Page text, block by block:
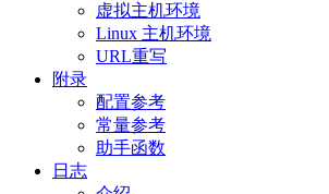
虚拟主机环境
Linux 主机环境
URL重写
附录
配置参考
常量参考
助手函数
日志